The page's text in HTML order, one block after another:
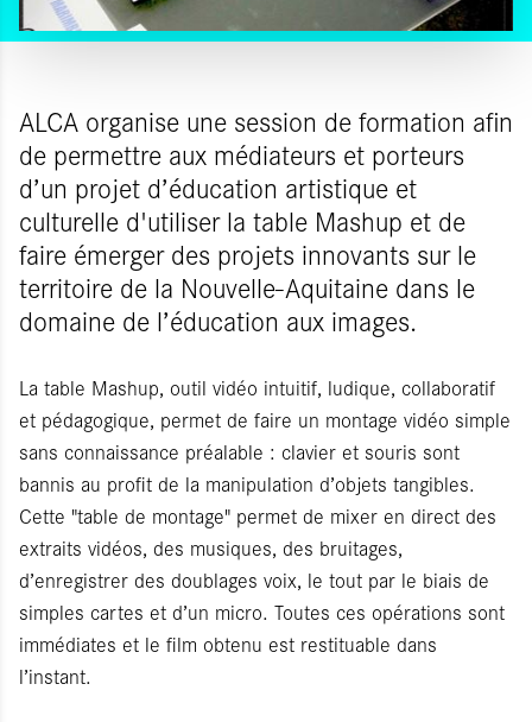
ALCA organise une session de formation afin
de permettre aux médiateurs et porteurs
d’un projet d’éducation artistique et
culturelle d'utiliser la table Mashup et de
faire émerger des projets innovants sur le
territoire de la Nouvelle-Aquitaine dans le
domaine de l’éducation aux images.
La table Mashup, outil vidéo intuitif, ludique, collaboratif
et pédagogique, permet de faire un montage vidéo simple
sans connaissance préalable : clavier et souris sont
bannis au profit de la manipulation d’objets tangibles.
Cette "table de montage" permet de mixer en direct des
extraits vidéos, des musiques, des bruitages,
d’enregistrer des doublages voix, le tout par le biais de
simples cartes et d’un micro. Toutes ces opérations sont
immédiates et le film obtenu est restituable dans
l’instant.